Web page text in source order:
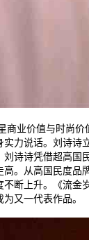
商业价值与时尚价
力说话。刘诗诗
诗诗凭借超高国
。从高国民度品
断上升。《流金
又一代表作品。